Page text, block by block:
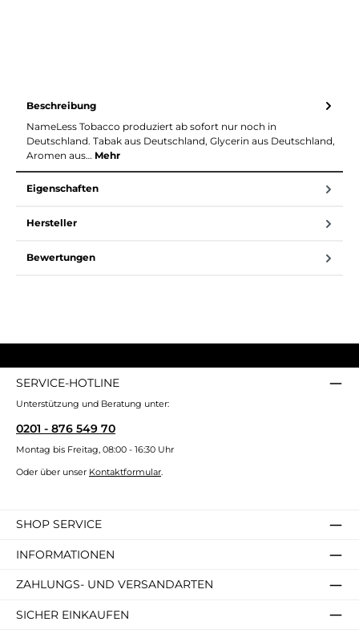
Beschreibung
NameLess Tobacco produziert ab sofort nur noch in
Deutschland. Tabak aus Deutschland, Glycerin aus Deutschland,
Aromen aus… Mehr
Eigenschaften
Hersteller
Bewertungen
SERVICE-HOTLINE
Unterstützung und Beratung unter:
0201 - 876 549 70
Montag bis Freitag, 08:00 - 16:30 Uhr
Oder über unser Kontaktformular.
SHOP SERVICE
INFORMATIONEN
ZAHLUNGS- UND VERSANDARTEN
SICHER EINKAUFEN